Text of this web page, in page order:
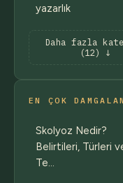
yazarlık
Daha fazla
(12) ↓
EN ÇOK
Skolyoz Nedir?
Belirtileri, Türleri
Te…